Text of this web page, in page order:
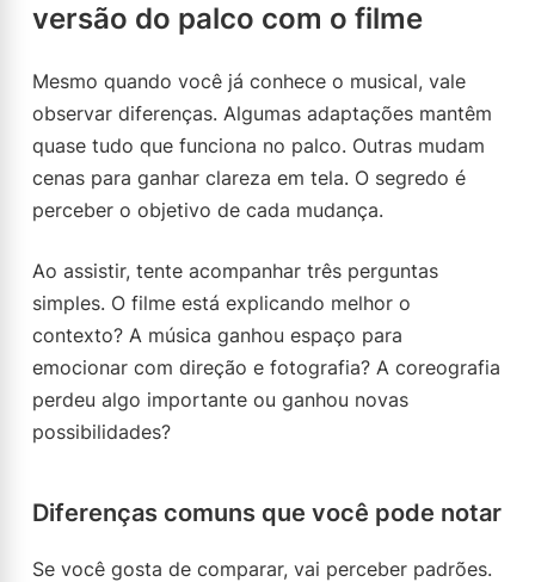
versão do palco com o filme
Mesmo quando você já conhece o musical, vale
observar diferenças. Algumas adaptações mantêm
quase tudo que funciona no palco. Outras mudam
cenas para ganhar clareza em tela. O segredo é
perceber o objetivo de cada mudança.
Ao assistir, tente acompanhar três perguntas
simples. O filme está explicando melhor o
contexto? A música ganhou espaço para
emocionar com direção e fotografia? A coreografia
perdeu algo importante ou ganhou novas
possibilidades?
Diferenças comuns que você pode notar
Se você gosta de comparar, vai perceber padrões.